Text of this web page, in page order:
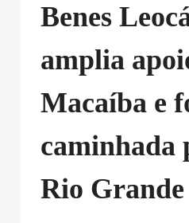
Benes
amplia
Macaíba e
caminhada
Rio